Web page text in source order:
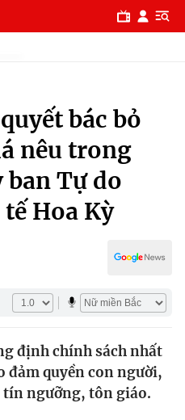
bác bỏ
nêu trong
ban Tự do
Hoa Kỳ
định chính sách nhất
đảm quyền con người,
tín ngưỡng, tôn giáo.